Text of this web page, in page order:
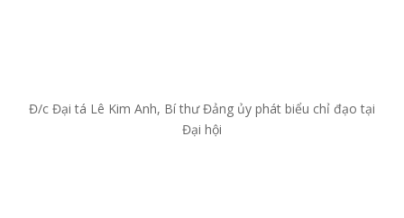
Đ/c Đại tá Lê Kim Anh, Bí thư Đảng ủy phát biểu chỉ đạo tại
Đại hội